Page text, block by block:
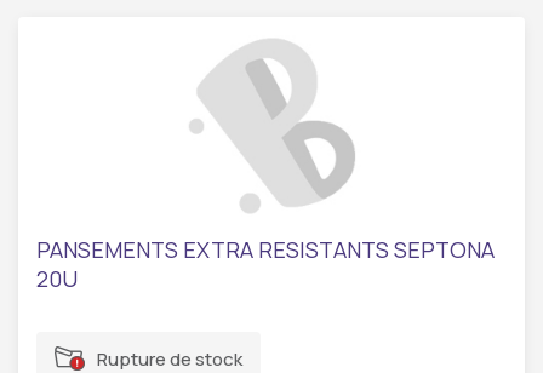
PANSEMENTS EXTRA RESISTANTS SEPTONA
20U
Rupture de stock